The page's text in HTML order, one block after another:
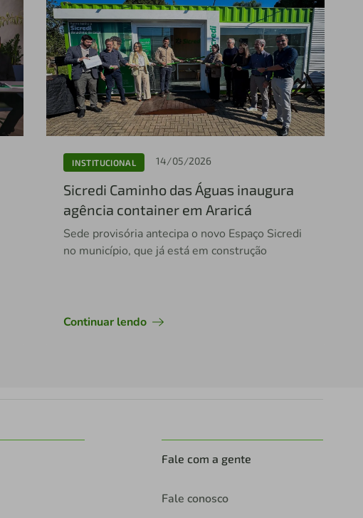
INSTITUCIONAL 14/05/2026
Sicredi Caminho das Águas inaugura
agência container em Araricá
Sede provisória antecipa o novo Espaço Sicredi
no município, que já está em construção
Continuar lendo
Fale com a gente
Fale conosco